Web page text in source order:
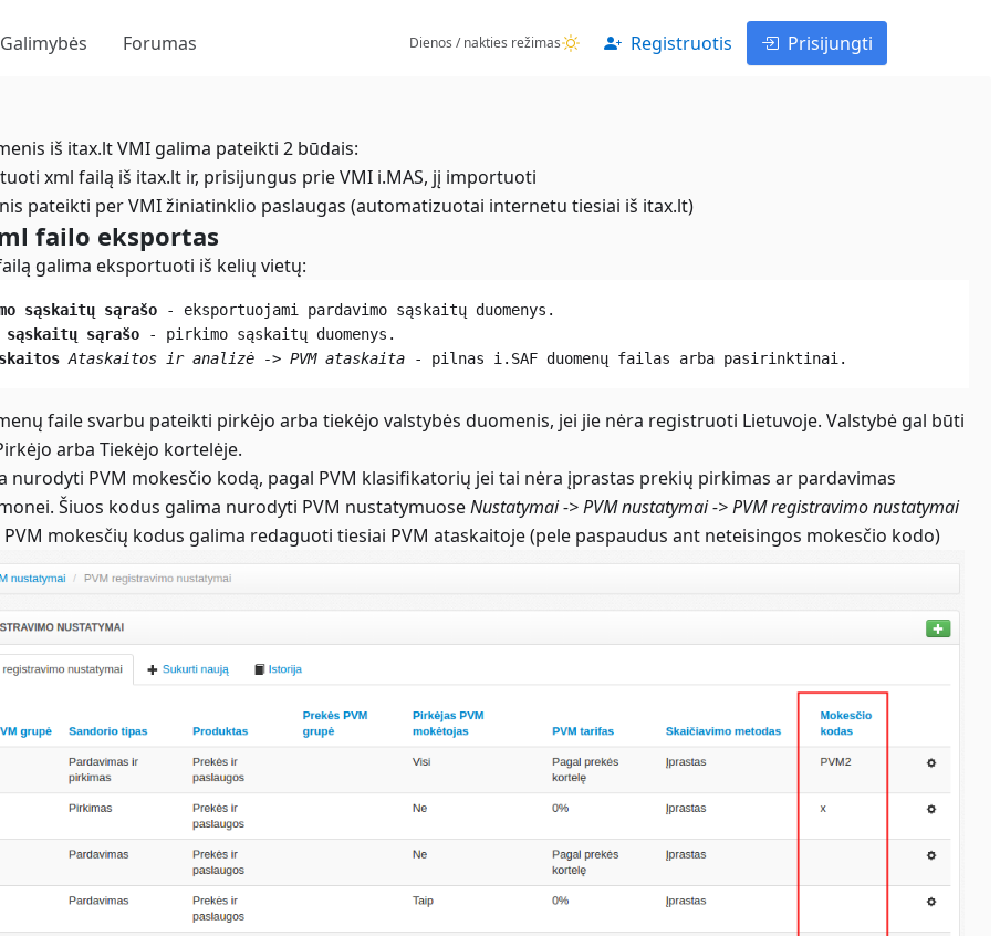
Galimybės Forumas Dienos / nakties režimas Registruotis Prisijungti
iš itax.lt VMI galima pateikti 2 būdais:
xml failą iš itax.lt ir, prisijungus prie VMI i.MAS, jį importuoti
pateikti per VMI žiniatinklio paslaugas (automatizuotai internetu tiesiai iš itax.lt)
failo eksportas
galima eksportuoti iš kelių vietų:
sąskaitų sąrašo - eksportuojami pardavimo sąskaitų duomenys.
sąskaitų sąrašo - pirkimo sąskaitų duomenys.
Ataskaitos ir analizė -> PVM ataskaita - pilnas i.SAF duomenų failas arba pasirinktinai.
faile svarbu pateikti pirkėjo arba tiekėjo valstybės duomenis, jei jie nėra registruoti Lietuvoje. Valstybė gal būti
arba Tiekėjo kortelėje.
nurodyti PVM mokesčio kodą, pagal PVM klasifikatorių jei tai nėra įprastas prekių pirkimas ar pardavimas
Šiuos kodus galima nurodyti PVM nustatymuoseNustatymai -> PVM nustatymai -> PVM registravimo nustatymai
mokesčių kodus galima redaguoti tiesiai PVM ataskaitoje (pele paspaudus ant neteisingos mokesčio kodo)